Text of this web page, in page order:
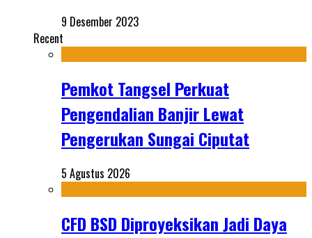
9 Desember 2023
Recent
Pemkot Tangsel Perkuat
Pengendalian Banjir Lewat
Pengerukan Sungai Ciputat
5 Agustus 2026
CFD BSD Diproyeksikan Jadi Daya